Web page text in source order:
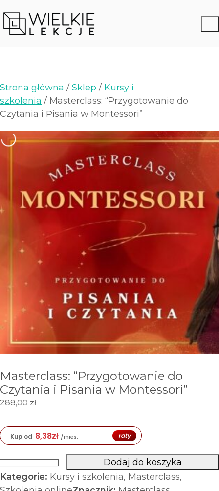
Strona główna / Sklep / Kursy i
szkolenia / Masterclass: “Przygotowanie do
Czytania i Pisania w Montessori”
Masterclass: “Przygotowanie do
Czytania i Pisania w Montessori”
288,00 zł
Kup od 8,38zł /mies. raty
ilość
Masterclass:
Dodaj do koszyka
Kategorie: Kursy i szkolenia, Masterclass,